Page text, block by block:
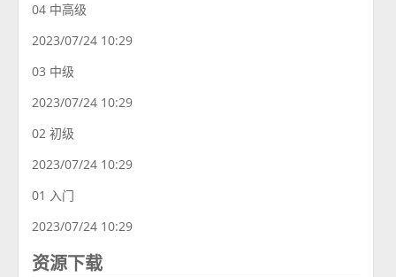
04 中高级
2023/07/24 10:29
03 中级
2023/07/24 10:29
02 初级
2023/07/24 10:29
01 入门
2023/07/24 10:29
资源下载